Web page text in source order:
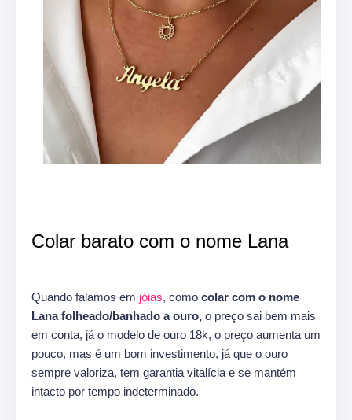
Colar barato com o nome Lana
Quando falamos em jóias, como colar com o nome
Lana folheado/banhado a ouro, o preço sai bem mais
em conta, já o modelo de ouro 18k, o preço aumenta um
pouco, mas é um bom investimento, já que o ouro
sempre valoriza, tem garantia vitalícia e se mantém
intacto por tempo indeterminado.